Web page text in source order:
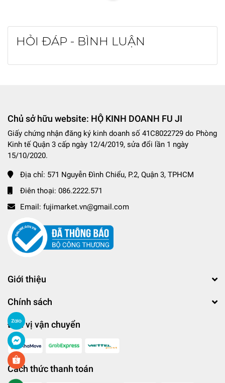
HỎI ĐÁP - BÌNH LUẬN
Chủ sở hữu website: HỘ KINH DOANH FU JI
Giấy chứng nhận đăng ký kinh doanh số 41C8022729 do Phòng
Kinh tế Quận 3 cấp ngày 12/4/2019, sửa đổi lần 1 ngày
15/10/2020.
Địa chỉ: 571 Nguyễn Đình Chiểu, P.2, Quận 3, TPHCM
Điên thoại: 086.2222.571
Email: fujimarket.vn@gmail.com
Giới thiệu
Chính sách
Đơn vị vận chuyển
Cách thức thanh toán